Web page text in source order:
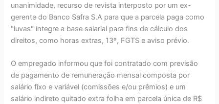
unanimidade, recurso de revista interposto por um ex-
gerente do Banco Safra S.A para que a parcela paga como
"luvas" integre a base salarial para fins de cálculo dos
direitos, como horas extras, 13º, FGTS e aviso prévio.
O empregado informou que foi contratado com previsão
de pagamento de remuneração mensal composta por
salário fixo e variável (comissões e/ou prêmios) e um
salário indireto quitado extra folha em parcela única de R$